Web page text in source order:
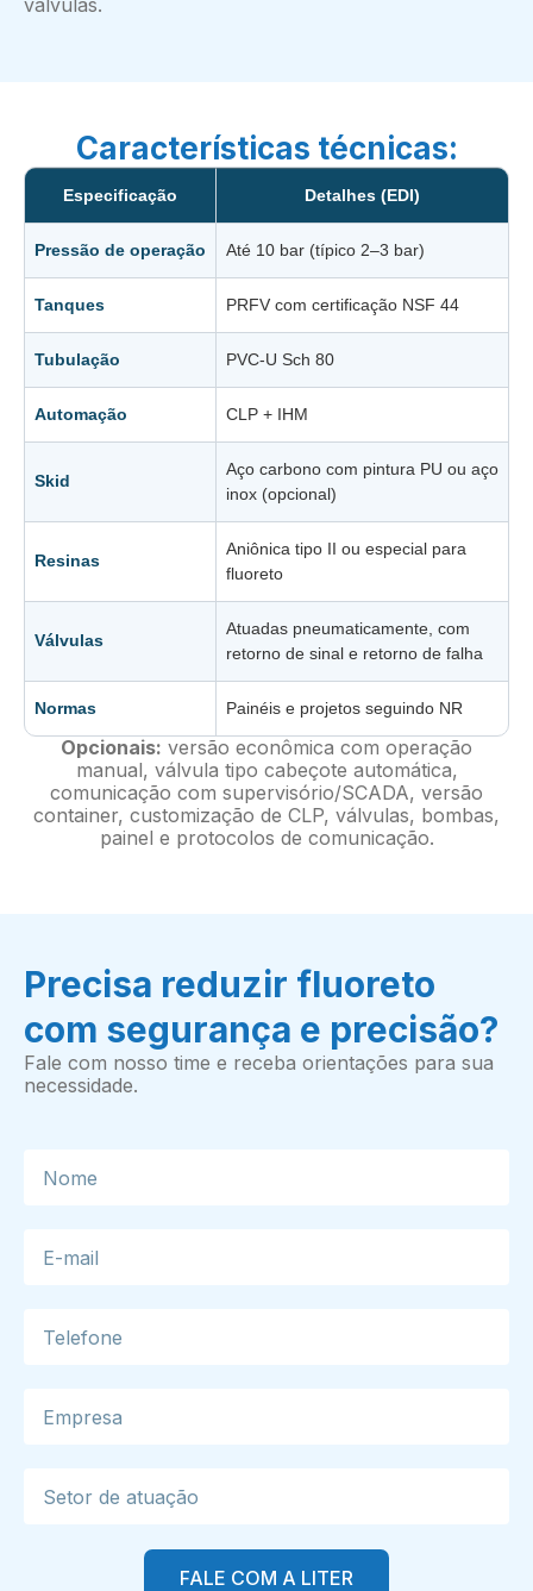
válvulas.
Características técnicas:
Especificação Detalhes (EDI)
Pressão de operação Até 10 bar (típico 2–3 bar)
Tanques PRFV com certificação NSF 44
Tubulação PVC-U Sch 80
Automação CLP + IHM
Skid
Aço carbono com pintura PU ou aço
inox (opcional)
Resinas
Aniônica tipo II ou especial para
fluoreto
Válvulas
Atuadas pneumaticamente, com
retorno de sinal e retorno de falha
Normas Painéis e projetos seguindo NR
Opcionais: versão econômica com operação
manual, válvula tipo cabeçote automática,
comunicação com supervisório/SCADA, versão
container, customização de CLP, válvulas, bombas,
painel e protocolos de comunicação.
Precisa reduzir fluoreto
com segurança e precisão?
Fale com nosso time e receba orientações para sua
necessidade.
FALE COM A LITER